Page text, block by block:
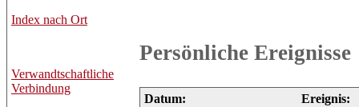
Index nach Ort
Verwandtschaftliche
Verbindung
Persönliche Ereignisse
Datum:
Ereignis: